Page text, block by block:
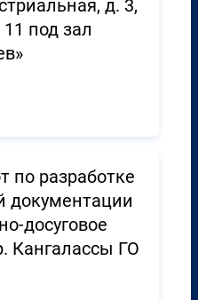
д. 3,
под зал
по разработке
документации
досуговое
Кангалассы ГО